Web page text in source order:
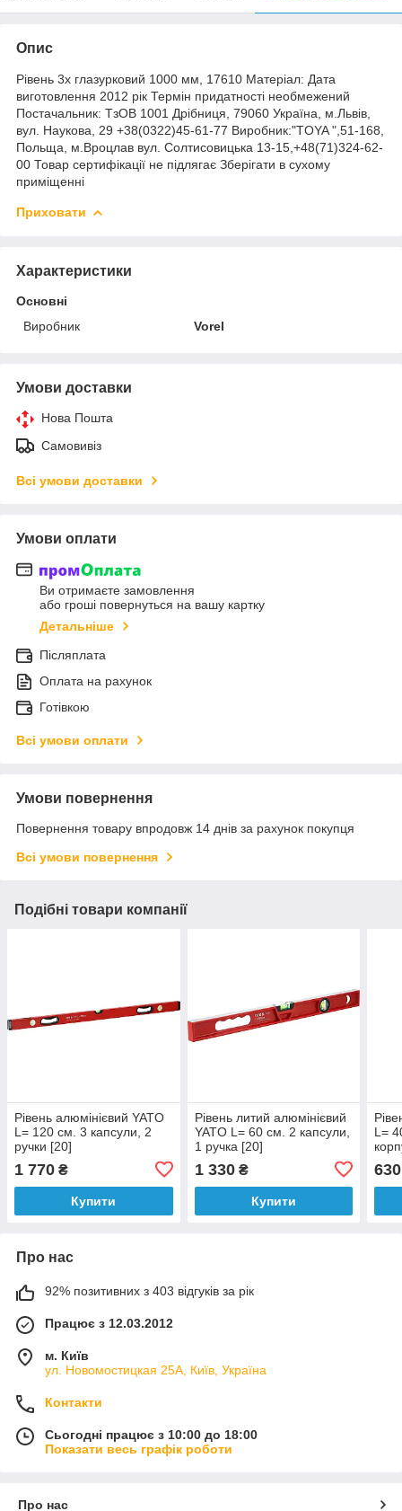
Опис
Рівень 3х глазурковий 1000 мм, 17610 Матеріал: Дата
виготовлення 2012 рік Термін придатності необмежений
Постачальник: ТзОВ 1001 Дрібниця, 79060 Україна, м.Львів,
вул. Наукова, 29 +38(0322)45-61-77 Виробник:"TOYA ",51-168,
Польща, м.Вроцлав вул. Солтисовицька 13-15,+48(71)324-62-
00 Товар сертифікації не підлягає Зберігати в сухому
приміщенні
Приховати
Характеристики
Основні
Виробник
Vorel
Умови доставки
Нова Пошта
Самовивіз
Всі умови доставки
Умови оплати
Ви отримаєте замовлення
або гроші повернуться на вашу картку
Детальніше
Післяплата
Оплата на рахунок
Готівкою
Всі умови оплати
Умови повернення
Повернення товару впродовж 14 днів за рахунок покупця
Всі умови повернення
Подібні товари компанії
Рівень алюмінієвий YATO
L= 120 см. 3 капсули, 2
ручки [20]
1 770 ₴
Купити
Рівень литий алюмінієвий
YATO L= 60 см. 2 капсули,
1 ручка [20]
1 330₴
Купити
L=
630
Про нас
92% позитивних з 403 відгуків за рік
Працює з 12.03.2012
м. Київ
ул. Новомостицкая 25А, Київ, Україна
Контакти
Сьогодні працює з 10:00 до 18:00
Показати весь графік роботи
Про нас